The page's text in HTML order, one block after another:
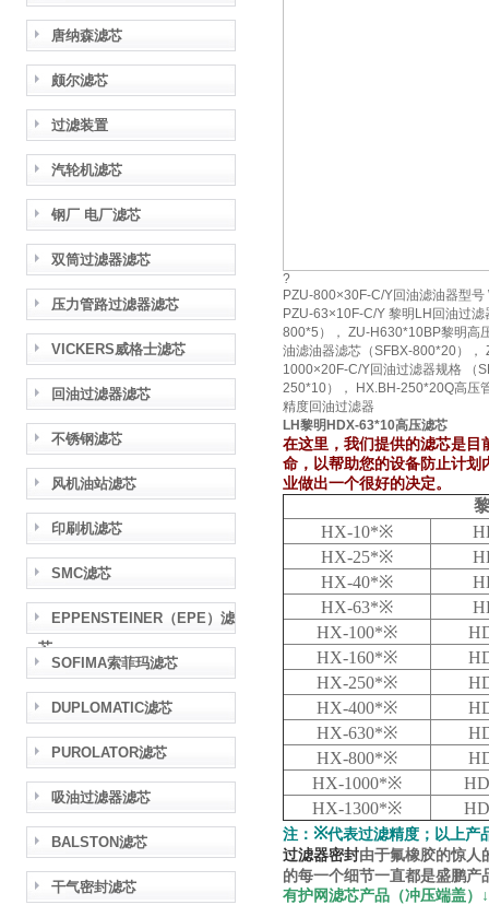
唐纳森滤芯
颇尔滤芯
过滤装置
汽轮机滤芯
钢厂 电厂滤芯
双筒过滤器滤芯
压力管路过滤器滤芯
VICKERS威格士滤芯
回油过滤器滤芯
不锈钢滤芯
风机油站滤芯
印刷机滤芯
SMC滤芯
EPPENSTEINER（EPE）滤
芯
SOFIMA索菲玛滤芯
DUPLOMATIC滤芯
PUROLATOR滤芯
吸油过滤器滤芯
BALSTON滤芯
干气密封滤芯
?
PZU-800×30F-C/Y回油滤油器型
PZU-63×10F-C/Y 黎明LH回油过
800*5）， ZU-H630*10BP黎明高
油滤油器滤芯（SFBX-800*20）
1000×20F-C/Y回油过滤器规格 （
250*10）， HX.BH-250*20Q高压
精度回油过滤器
LH黎明HDX-63*10高压滤芯
在这里，我们提供的滤芯是目
命，以帮助您的设备防止计划
业做出一个很好的决定。
HX-10*※
HX-25*※
HX-40*※
HX-63*※
HX-100*※
HX-160*※
HX-250*※
HX-400*※
HX-630*※
HX-800*※
HX-1000*※
HX-1300*※
注： ※代表过滤精度；以上产
过滤器密封由于氟橡胶的惊人
的每一个细节一直都是盛鹏产
有护网滤芯产品（冲压端盖）